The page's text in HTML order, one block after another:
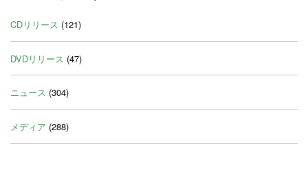
CDリリース (121)
DVDリリース (47)
ニュース (304)
メディア (288)